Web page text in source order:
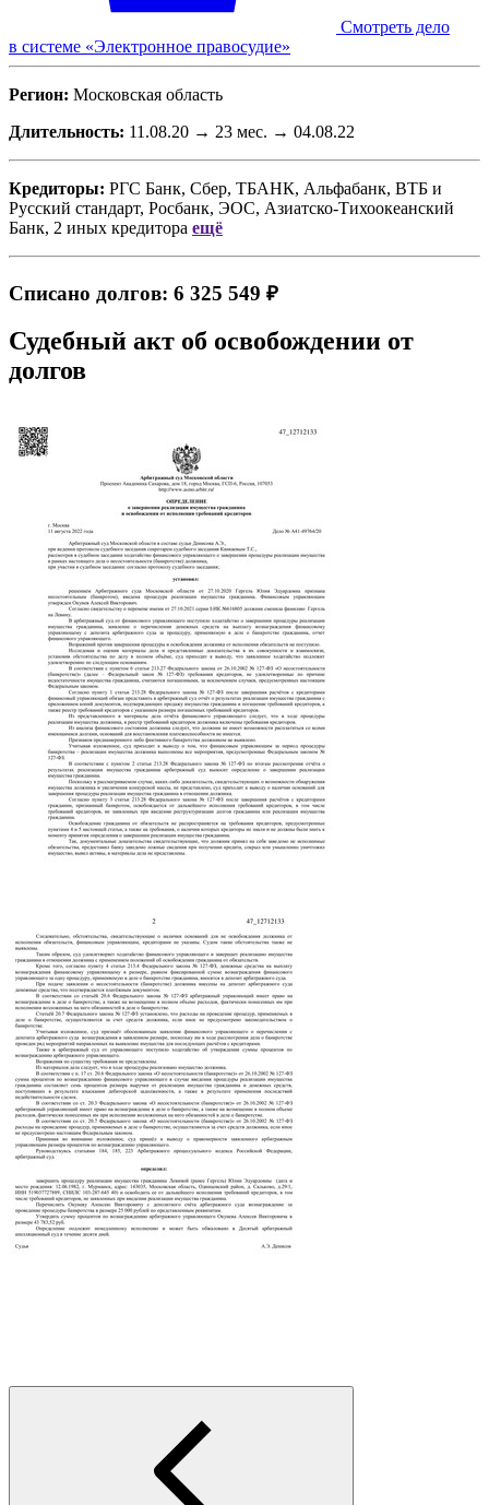
Смотреть дело
в системе «Электронное правосудие»
Регион: Московская область
Длительность: 11.08.20 → 23 мес. → 04.08.22
Кредиторы: РГС Банк, Сбер, ТБАНК, Альфабанк, ВТБ и
Русский стандарт, Росбанк, ЭОС, Азиатско-Тихоокеанский
Банк, 2 иных кредитора ещё
Списано долгов: 6 325 549 ₽
Судебный акт об освобождении от
долгов